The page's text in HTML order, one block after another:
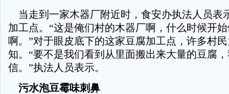
当走到一家木器厂附近时，食安办执法人员表
加工点。“这是俺们村的木器厂啊，什么时候开
啊。”对于眼皮底下的这家豆腐加工点，许多村
知。“要不是我们看到从里面搬出来大量的豆腐
信。”执法人员表示。
污水泡豆霉味刺鼻